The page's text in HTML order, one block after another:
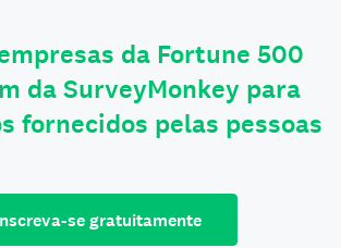
da Fortune 500
da SurveyMonkey para
fornecidos pelas pessoas
se gratuitamente